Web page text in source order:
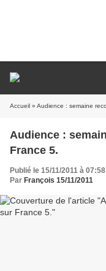
Accueil » Audience : semaine
Audience :
France 5.
Publié le 15/11/2011 à 07:58
Par François 15/11/2011